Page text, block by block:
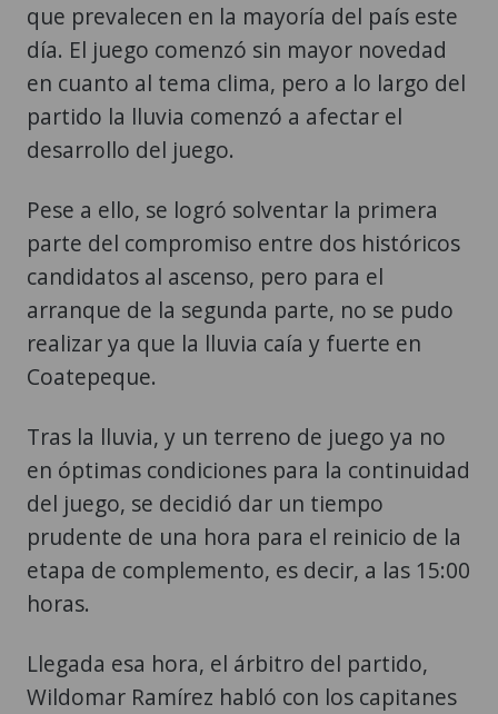
que prevalecen en la mayoría del país este
día. El juego comenzó sin mayor novedad
en cuanto al tema clima, pero a lo largo del
partido la lluvia comenzó a afectar el
desarrollo del juego.
Pese a ello, se logró solventar la primera
parte del compromiso entre dos históricos
candidatos al ascenso, pero para el
arranque de la segunda parte, no se pudo
realizar ya que la lluvia caía y fuerte en
Coatepeque.
Tras la lluvia, y un terreno de juego ya no
en óptimas condiciones para la continuidad
del juego, se decidió dar un tiempo
prudente de una hora para el reinicio de la
etapa de complemento, es decir, a las 15:00
horas.
Llegada esa hora, el árbitro del partido,
Wildomar Ramírez habló con los capitanes